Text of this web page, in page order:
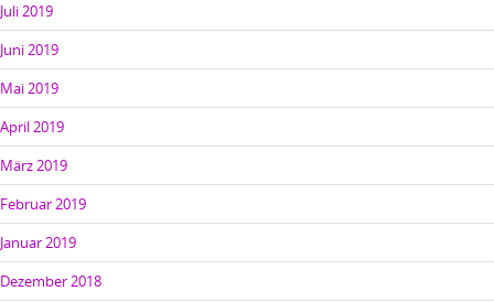
Juli 2019
Juni 2019
Mai 2019
April 2019
März 2019
Februar 2019
Januar 2019
Dezember 2018